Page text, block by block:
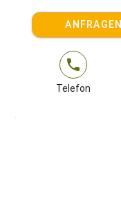
ANFRAGEN
Telefon